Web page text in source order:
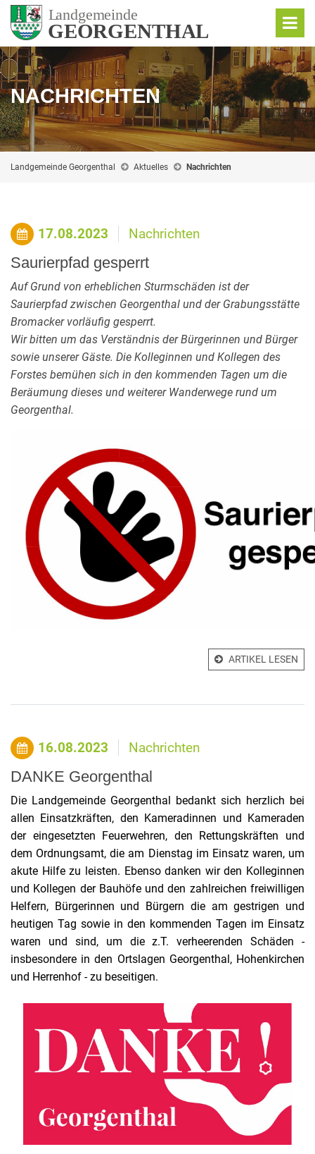
NACHRICHTEN
Landgemeinde Georgenthal Aktuelles Nachrichten
17.08.2023 Nachrichten
Saurierpfad gesperrt
Auf Grund von erheblichen Sturmschäden ist der
Saurierpfad zwischen Georgenthal und der Grabungsstätte
Bromacker vorläufig gesperrt.
Wir bitten um das Verständnis der Bürgerinnen und Bürger
sowie unserer Gäste. Die Kolleginnen und Kollegen des
Forstes bemühen sich in den kommenden Tagen um die
Beräumung dieses und weiterer Wanderwege rund um
Georgenthal.
ARTIKEL LESEN
16.08.2023 Nachrichten
DANKE Georgenthal
Die Landgemeinde Georgenthal bedankt sich herzlich bei
allen Einsatzkräften, den Kameradinnen und Kameraden
der eingesetzten Feuerwehren, den Rettungskräften und
dem Ordnungsamt, die am Dienstag im Einsatz waren, um
akute Hilfe zu leisten. Ebenso danken wir den Kolleginnen
und Kollegen der Bauhöfe und den zahlreichen freiwilligen
Helfern, Bürgerinnen und Bürgern die am gestrigen und
heutigen Tag sowie in den kommenden Tagen im Einsatz
waren und sind, um die z.T. verheerenden Schäden -
insbesondere in den Ortslagen Georgenthal, Hohenkirchen
und Herrenhof - zu beseitigen.